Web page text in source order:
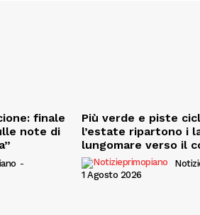
finale
note di
-
Più verde e piste
l’estate ripartono i
lungomare verso il
1 Agosto 2026